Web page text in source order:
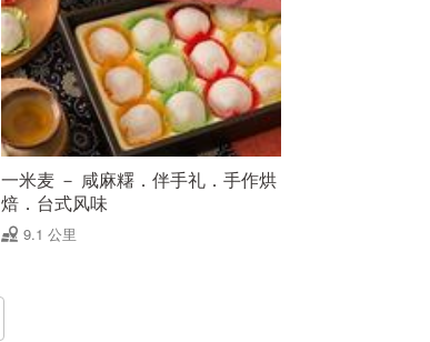
一米麦 － 咸麻糬．伴手礼．手作烘
焙．台式风味
9.1 公里